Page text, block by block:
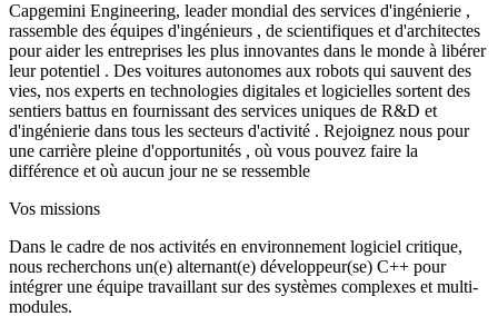
Capgemini Engineering, leader mondial des services d'ingénierie ,
rassemble des équipes d'ingénieurs , de scientifiques et d'architectes
pour aider les entreprises les plus innovantes dans le monde à libérer
leur potentiel . Des voitures autonomes aux robots qui sauvent des
vies, nos experts en technologies digitales et logicielles sortent des
sentiers battus en fournissant des services uniques de R&D et
d'ingénierie dans tous les secteurs d'activité . Rejoignez nous pour
une carrière pleine d'opportunités , où vous pouvez faire la
différence et où aucun jour ne se ressemble
Vos missions
Dans le cadre de nos activités en environnement logiciel critique,
nous recherchons un(e) alternant(e) développeur(se) C++ pour
intégrer une équipe travaillant sur des systèmes complexes et multi-
modules.